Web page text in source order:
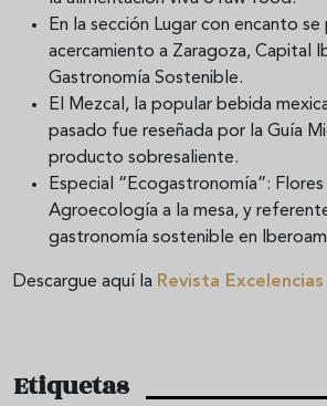
En la sección Lugar con encanto
acercamiento a Zaragoza, Capital
Gastronomía Sostenible.
El Mezcal, la popular bebida
pasado fue reseñada por la Guía
producto sobresaliente.
Especial “Ecogastronomía”:
Agroecología a la mesa, y
gastronomía sostenible en
Descargue aquí la Revista
Etiquetas